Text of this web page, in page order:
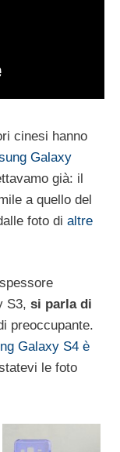
cinesi hanno
Galaxy
già: il
a quello del
foto di altre
S3, si parla di
preoccupante.
Galaxy S4 è
le foto